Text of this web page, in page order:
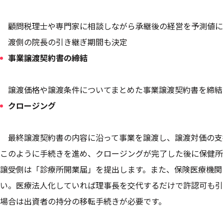
顧問税理士や専門家に相談しながら承継後の経営を予測値
渡側の院長の引き継ぎ期間も決定
事業譲渡契約書の締結
譲渡価格や譲渡条件についてまとめた事業譲渡契約書を締結
クロージング
最終譲渡契約書の内容に沿って事業を譲渡し、譲渡対価の
このように手続きを進め、クロージングが完了した後に保健
譲受側は「診療所開業届」を提出します。また、保険医療機
い。医療法人化していれば理事長を交代するだけで許認可も
場合は出資者の持分の移転手続きが必要です。